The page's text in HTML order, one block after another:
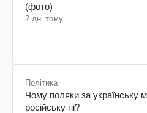
(фото)
2 дні тому
Політика
Чому поляки за українську
російську ні?